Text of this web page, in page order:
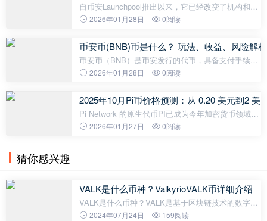
自币安Launchpool推出以来，它已经改变了机构和散
户投资者早期接触新区块链项目的方式。 币安允许用
支持的加密代币来挖矿获取Launchpoo
2026年01月28日 0阅读
币安币(BNB)币是什么？ 玩法、收益、风险解
币安币（BNB）是币安发行的代币，具备支付手续费
折扣、参与奖励活动及参与币安智能链等多重用途。
扮演关键角色，并随着平台扩展而持
2026年01月28日 0阅读
2025年10月Pi币价格预测：从 0.20 美元到2 美
Pi Network 的原生代币PI已成为今年加密货币领域最
引人关注的进展之一。经过六年多的试验性部署和一
2026年01月27日 0阅读
猜你感兴趣
VALK是什么币种？ValkyrioVALK币详细介绍
VALK是什么币种？VALK是基于区块链技术的数字货
币，全名为Valkyrio。VALK的发行旨在打造一个去中
2024年07月24日 159阅读